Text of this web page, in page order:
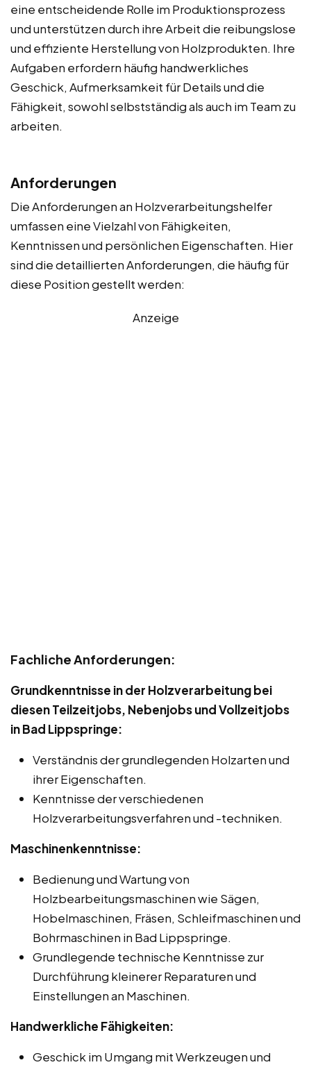
eine entscheidende Rolle im Produktionsprozess
und unterstützen durch ihre Arbeit die reibungslose
und effiziente Herstellung von Holzprodukten. Ihre
Aufgaben erfordern häufig handwerkliches
Geschick, Aufmerksamkeit für Details und die
Fähigkeit, sowohl selbstständig als auch im Team zu
arbeiten.
Anforderungen
Die Anforderungen an Holzverarbeitungshelfer
umfassen eine Vielzahl von Fähigkeiten,
Kenntnissen und persönlichen Eigenschaften. Hier
sind die detaillierten Anforderungen, die häufig für
diese Position gestellt werden:
Anzeige
Fachliche Anforderungen:
Grundkenntnisse in der Holzverarbeitung bei
diesen Teilzeitjobs, Nebenjobs und Vollzeitjobs
in Bad Lippspringe:
Verständnis der grundlegenden Holzarten und
ihrer Eigenschaften.
Kenntnisse der verschiedenen
Holzverarbeitungsverfahren und -techniken.
Maschinenkenntnisse:
Bedienung und Wartung von
Holzbearbeitungsmaschinen wie Sägen,
Hobelmaschinen, Fräsen, Schleifmaschinen und
Bohrmaschinen in Bad Lippspringe.
Grundlegende technische Kenntnisse zur
Durchführung kleinerer Reparaturen und
Einstellungen an Maschinen.
Handwerkliche Fähigkeiten:
Geschick im Umgang mit Werkzeugen und